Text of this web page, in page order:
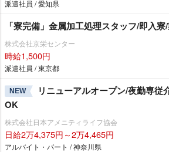
派遣社員 / 愛知県
「寮完備」金属加工処理スタッフ/即入
株式会社京栄センター
時給1,500円
派遣社員 / 東京都
NEW
リニューアルオープン/夜勤専従
OK
株式会社日本アメニティライフ協会
日給2万4,375円～2万4,465円
アルバイト・パート / 神奈川県